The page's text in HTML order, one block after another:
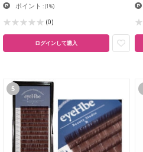
ポイント :(1%)
(0)
ログインして購入
5